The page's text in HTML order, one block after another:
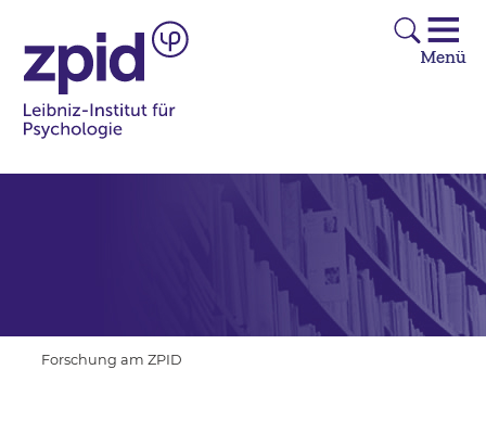
Forschung am ZPID